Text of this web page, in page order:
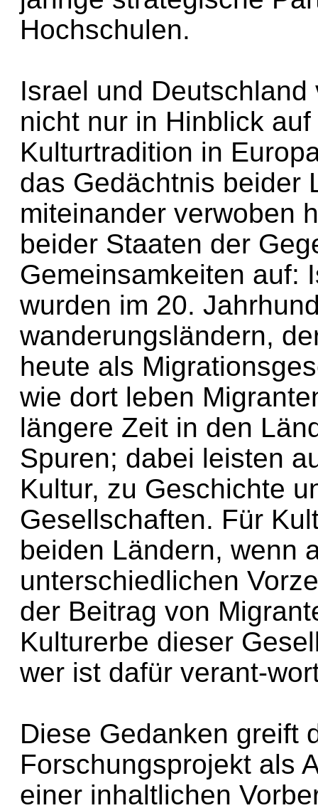
Hochschulen.
Israel und
nicht nur in Hinblick
Kulturtradition in
das Gedächtnis beider
miteinander verwoben
beider Staaten der
Gemeinsamkeiten auf:
wurden im 20.
wanderungsländern,
heute als
wie dort leben
längere Zeit in den
Spuren; dabei leisten
Kultur, zu Geschichte
Gesellschaften. Für
beiden Ländern, wenn
unterschiedlichen
der Beitrag von
Kulturerbe dieser
wer ist dafür verant-
Diese Gedanken greift
Forschungsprojekt als
einer inhaltlichen